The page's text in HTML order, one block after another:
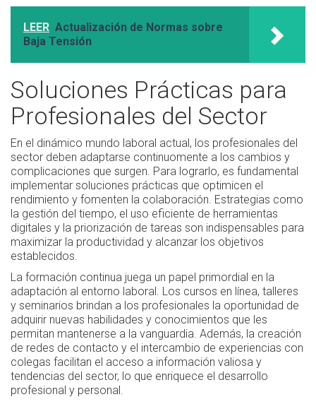
LEER Actualización de Normas sobre
Baja Tensión
Soluciones Prácticas para
Profesionales del Sector
En el dinámico mundo laboral actual, los profesionales del
sector deben adaptarse continuomente a los cambios y
complicaciones que surgen. Para lograrlo, es fundamental
implementar soluciones prácticas que optimicen el
rendimiento y fomenten la colaboración. Estrategias como
la gestión del tiempo, el uso eficiente de herramientas
digitales y la priorización de tareas son indispensables para
maximizar la productividad y alcanzar los objetivos
establecidos.
La formación continua juega un papel primordial en la
adaptación al entorno laboral. Los cursos en línea, talleres
y seminarios brindan a los profesionales la oportunidad de
adquirir nuevas habilidades y conocimientos que les
permitan mantenerse a la vanguardia. Además, la creación
de redes de contacto y el intercambio de experiencias con
colegas facilitan el acceso a información valiosa y
tendencias del sector, lo que enriquece el desarrollo
profesional y personal.